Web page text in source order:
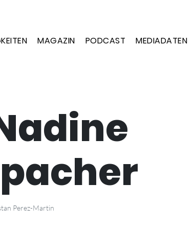
MAGAZIN PODCAST MEDIADATEN
Perez-Martin